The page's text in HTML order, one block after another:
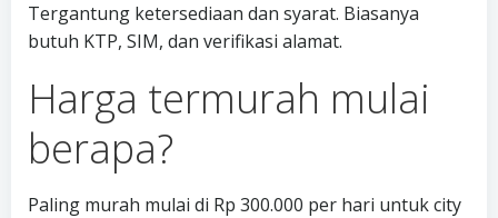
Tergantung ketersediaan dan syarat. Biasanya
butuh KTP, SIM, dan verifikasi alamat.
Harga termurah mulai
berapa?
Paling murah mulai di Rp 300.000 per hari untuk city